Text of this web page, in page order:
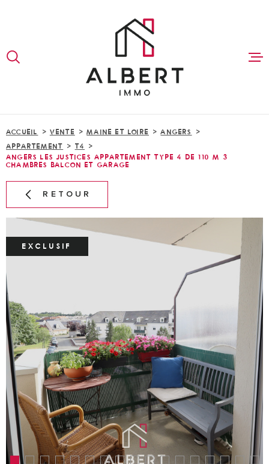
recherche
principal
NOTRE
MAIL
DE
ACCUEIL VENTE MAINE ET LOIRE
ANGERS
APPARTEMENT
T4
ANGERS LES JUSTICES APPARTEMENT TYPE 4 DE 110 M 3
CHAMBRES BALCON ET GARAGE
RETOUR
EXCLUSIF
VOTRE
RECHERCHE
D'OFFRE
VENTE
BIEN
TYPE DE BIEN
Budget
SURFACE
Pièces
PIÈCES
CRITÈRES
SUPPLÉMENTAIRES
Piscine
Parking
Terrasse
RECHERCHER